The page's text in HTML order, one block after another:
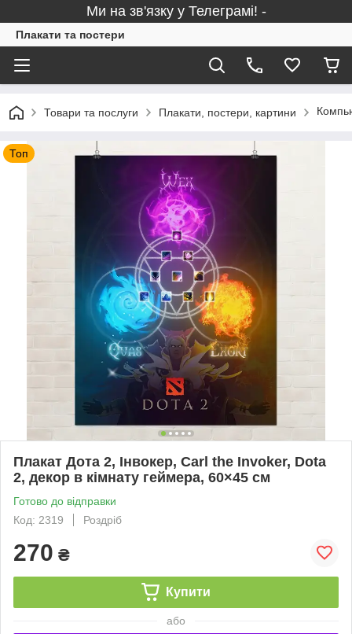
Ми на зв'язку у Телеграмі! -
Плакати та постери
Товари та послуги Плакати, постери, картини
Топ
Плакат Дота 2, Інвокер, Carl the Invoker, Dota
2, декор в кімнату геймера, 60×45 см
Готово до відправки
Код: 2319
Роздріб
270 ₴
Купити
або